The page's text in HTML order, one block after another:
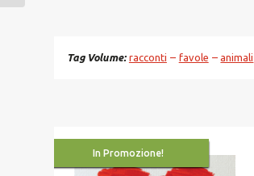
Tag Volume racconti favole animali
In Promozione!